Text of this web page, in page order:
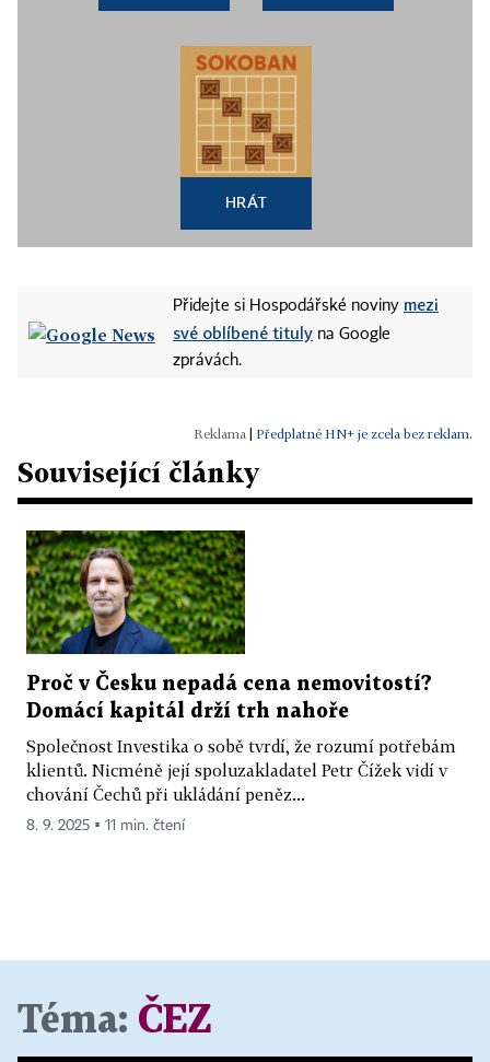
HRÁT
Přidejte si Hospodářské noviny mezi
své oblíbené tituly na Google
zprávách.
Předplatné HN+ je zcela bez reklam.
Související články
Proč v Česku nepadá cena nemovitostí?
Domácí kapitál drží trh nahoře
Společnost Investika o sobě tvrdí, že rozumí potřebám
klientů. Nicméně její spoluzakladatel Petr Čížek vidí v
chování Čechů při ukládání peněz...
8. 9. 2025 ▪ 11 min. čtení
Téma: ČEZ